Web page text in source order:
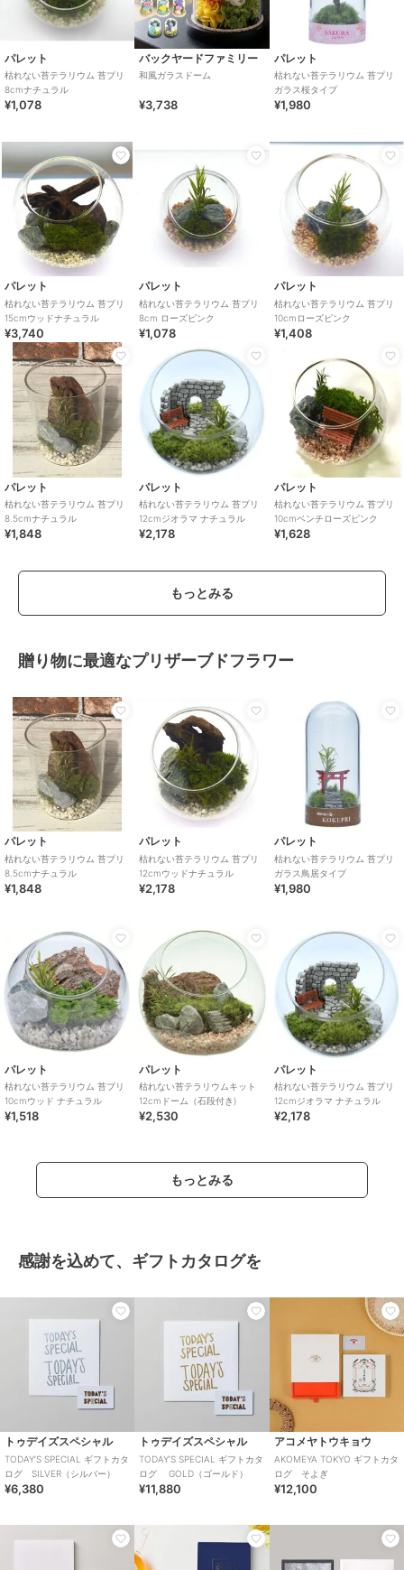
パレット
枯れない苔テラリウム 苔プリ
8cmナチュラル
¥1,078
バックヤードファミリー
和風ガラスドーム
¥3,738
パレット
枯れない苔テラリウム 苔プリ
ガラス桜タイプ
¥1,980
パレット
枯れない苔テラリウム 苔プリ
15cmウッドナチュラル
¥3,740
パレット
枯れない苔テラリウム 苔プリ
8cm ローズピンク
¥1,078
パレット
枯れない苔テラリウム 苔プリ
10cmローズピンク
¥1,408
パレット
枯れない苔テラリウム 苔プリ
8.5cmナチュラル
¥1,848
パレット
枯れない苔テラリウム 苔プリ
12cmジオラマ ナチュラル
¥2,178
パレット
枯れない苔テラリウム 苔プリ
10cmベンチローズピンク
¥1,628
もっとみる
贈り物に最適なプリザーブドフラワー
パレット
枯れない苔テラリウム 苔プリ
8.5cmナチュラル
¥1,848
パレット
枯れない苔テラリウム 苔プリ
12cmウッドナチュラル
¥2,178
パレット
枯れない苔テラリウム 苔プリ
ガラス鳥居タイプ
¥1,980
パレット
枯れない苔テラリウム 苔プリ
10cmウッド ナチュラル
¥1,518
パレット
枯れない苔テラリウムキット
12cmドーム（石段付き)
¥2,530
パレット
枯れない苔テラリウム 苔プリ
12cmジオラマ ナチュラル
¥2,178
もっとみる
感謝を込めて、ギフトカタログを
トゥデイズスペシャル
TODAY’S SPECIAL ギフトカタ
ログ SILVER（シルバー）
¥6,380
トゥデイズスペシャル
TODAY’S SPECIAL ギフトカタ
ログ GOLD（ゴールド）
¥11,880
アコメヤトウキョウ
AKOMEYA TOKYO ギフトカタ
ログ そよぎ
¥12,100